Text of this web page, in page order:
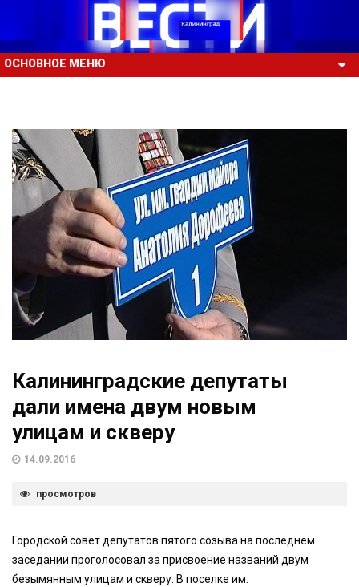
ОСНОВНОЕ МЕНЮ
Калининградские депутаты
дали имена двум новым
улицам и скверу
14.09.2016
просмотров
Городской совет депутатов пятого созыва на последнем
заседании проголосовал за присвоение названий двум
безымянным улицам и скверу. В поселке им.